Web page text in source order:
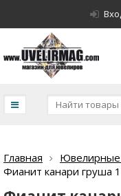
Главная Ювелирные
Фианит канари груша